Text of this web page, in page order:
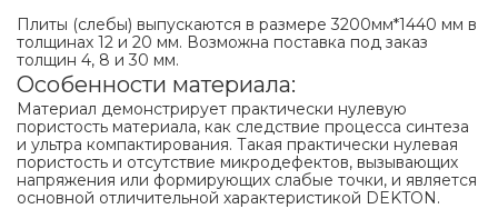
Плиты (слебы) выпускаются в размере 3200мм*1440 мм в
толщинах 12 и 20 мм. Возможна поставка под заказ
толщин 4, 8 и 30 мм.
Особенности материала:
Материал демонстрирует практически нулевую
пористость материала, как следствие процесса синтеза
и ультра компактирования. Такая практически нулевая
пористость и отсутствие микродефектов, вызывающих
напряжения или формирующих слабые точки, и является
основной отличительной характеристикой DEKTON.